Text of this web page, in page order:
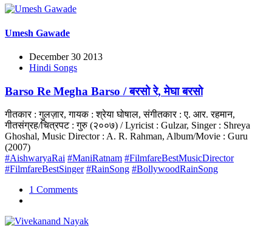
Umesh Gawade
December 30 2013
Hindi Songs
Barso Re Megha Barso / बरसो रे, मेघा बरसो
गीतकार : गुलज़ार, गायक : श्रेया घोषाल, संगीतकार : ए. आर. रहमान,
गीतसंग्रह/चित्रपट : गुरु (२००७) / Lyricist : Gulzar, Singer : Shreya
Ghoshal, Music Director : A. R. Rahman, Album/Movie : Guru
(2007)
#AishwaryaRai #ManiRatnam #FilmfareBestMusicDirector
#FilmfareBestSinger #RainSong #BollywoodRainSong
1 Comments